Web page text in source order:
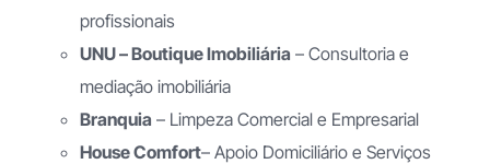
profissionais
UNU – Boutique Imobiliária – Consultoria e
mediação imobiliária
Branquia – Limpeza Comercial e Empresarial
House Comfort– Apoio Domiciliário e Serviços